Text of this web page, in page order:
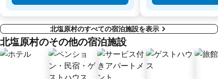
北塩原村のすべての宿泊施設を表示
北塩原村のその他の宿泊施設